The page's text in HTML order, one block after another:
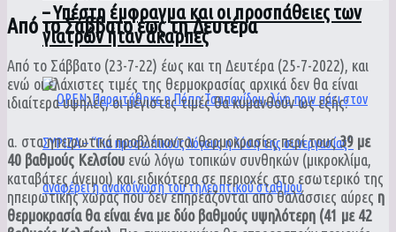
– Υπέστη έμφραγμα και οι προσπάθειες των
γιατρών ήταν άκαρπες
Από το Σάββατο έως τη Δευτέρα
Από το Σάββατο (23-7-22) έως και τη Δευτέρα (25-7-2022), και
ενώ οι ελάχιστες τιμές της θερμοκρασίας αρχικά δεν θα είναι
ιδιαίτερα υψηλές, οι μέγιστες τιμές θα κυμανθούν ως εξής:
α. στα ηπειρωτικά προβλέπονται θερμοκρασίες περί τους39 με
40 βαθμούς Κελσίου ενώ λόγω τοπικών συνθηκών (μικροκλίμα,
καταβάτες άνεμοι) και ειδικότερα σε περιοχές στο εσωτερικό της
ηπειρωτικής χώρας που δεν επηρεάζονται από θαλάσσιες αύρες η
θερμοκρασία θα είναι ένα με δύο βαθμούς υψηλότερη (41 με 42